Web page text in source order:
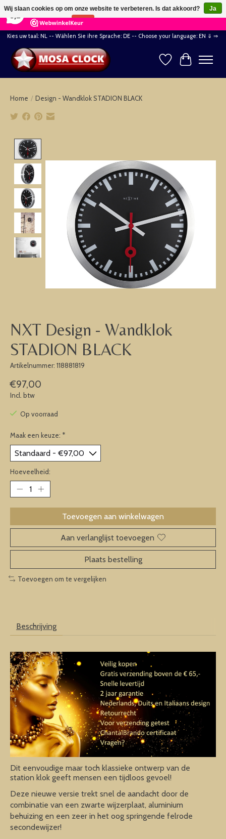
164 Reviews ×
Kies uw taal: NL -- Wählen Sie ihre Sprache: DE -- Choose your language: EN ⇓ ⇒
Verlanglijst
Home / Design - Wandklok STADION BLACK
NXT Design - Wandklok
STADION BLACK
Artikelnummer: 118881819
€97,00
Incl. btw
Op voorraad
Maak een keuze: *
Hoeveelheid:
Toevoegen aan winkelwagen
Aan verlanglijst toevoegen
Plaats bestelling
Toevoegen om te vergelijken
Beschrijving
Dit eenvoudige maar toch klassieke ontwerp van de
station klok geeft mensen een tijdloos gevoel!
Deze nieuwe versie trekt snel de aandacht door de
combinatie van een zwarte wijzerplaat, aluminium
behuizing en een zeer in het oog springende felrode
secondewijzer!
Wij slaan cookies op om onze website te verbeteren. Is dat akkoord?
Ja
Nee